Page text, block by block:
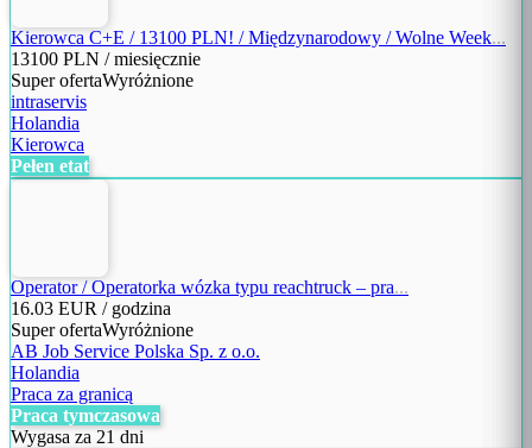
Kierowca C+E / 13100 PLN! / Międzynarodowy / Wolne Week...
13100 PLN / miesięcznie
Super ofertaWyróżnione
intraservis
Holandia
Kierowca
Pełen etat
Operator / Operatorka wózka typu reachtruck – pra...
16.03 EUR / godzina
Super ofertaWyróżnione
AB Job Service Polska Sp. z o.o.
Holandia
Praca za granicą
Praca tymczasowa
Wygasa za 21 dni